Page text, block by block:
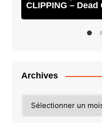
CLIPPING –
Archives